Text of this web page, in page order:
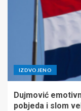
IZDVOJENO
Dujmović
pobjeda i slom